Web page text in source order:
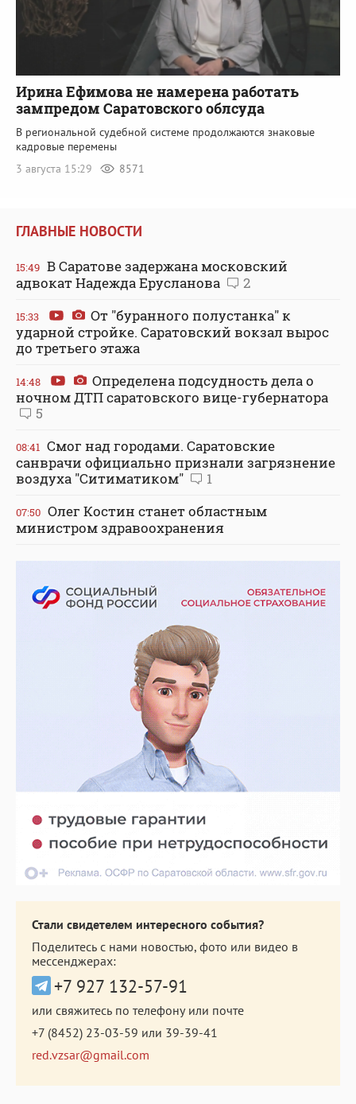
Ирина Ефимова не намерена работать
зампредом Саратовского облсуда
В региональной судебной системе продолжаются знаковые
кадровые перемены
3 августа 15:29
8571
ГЛАВНЫЕ НОВОСТИ
15:49 В Саратове задержана московский
адвокат Надежда Ерусланова
2
15:33
От "буранного полустанка" к
ударной стройке. Саратовский вокзал вырос
до третьего этажа
14:48
Определена подсудность дела о
ночном ДТП саратовского вице-губернатора
5
08:41 Смог над городами. Саратовские
санврачи официально признали загрязнение
воздуха "Ситиматиком"
1
07:50 Олег Костин станет областным
министром здравоохранения
Стали свидетелем интересного события?
Поделитесь с нами новостью, фото или видео в
мессенджерах:
+7 927 132-57-91
или свяжитесь по телефону или почте
+7 (8452) 23-03-59 или 39-39-41
red.vzsar@gmail.com